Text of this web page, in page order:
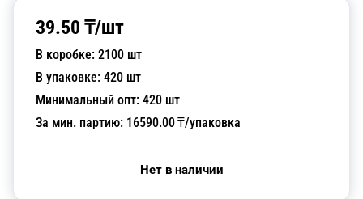
39.50 ₸/шт
В коробке: 2100 шт
В упаковке: 420 шт
Минимальный опт: 420 шт
За мин. партию: 16590.00₸/упаковка
Нет в наличии